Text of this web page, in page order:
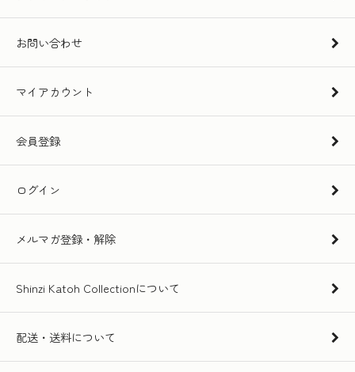
お問い合わせ
マイアカウント
会員登録
ログイン
メルマガ登録・解除
Shinzi Katoh Collectionについて
配送・送料について